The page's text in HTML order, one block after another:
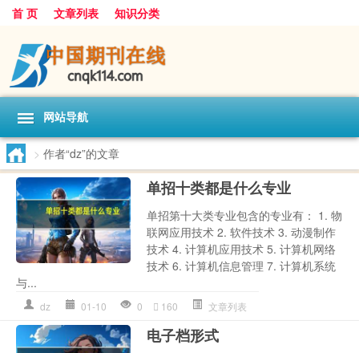
首 页 文章列表 知识分类
网站导航
> 作者“dz”的文章
单招十类都是什么专业
单招第十大类专业包含的专业有： 1. 物
联网应用技术 2. 软件技术 3. 动漫制作
技术 4. 计算机应用技术 5. 计算机网络
技术 6. 计算机信息管理 7. 计算机系统
与...
dz 01-10 0 160 文章列表
电子档形式